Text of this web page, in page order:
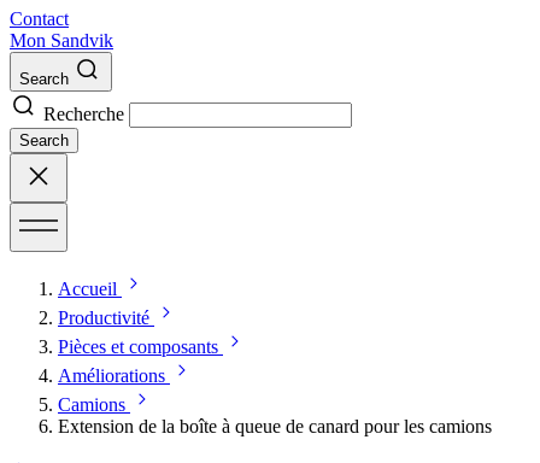
Contact
Mon Sandvik
Search
Recherche
Search
Accueil
Productivité
Pièces et composants
Améliorations
Camions
Extension de la boîte à queue de canard pour les camions